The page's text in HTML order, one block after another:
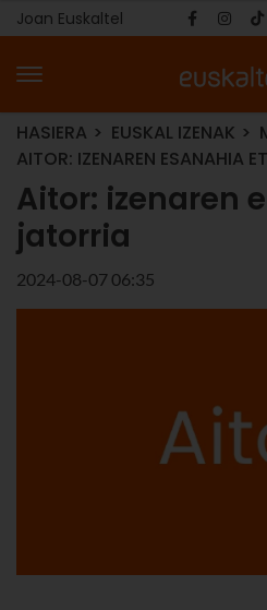
Joan Euskaltel
HASIERA EUSKAL IZENAK
AITOR: IZENAREN ESANAHIA
Aitor: izenaren
jatorria
2024-08-07 06:35